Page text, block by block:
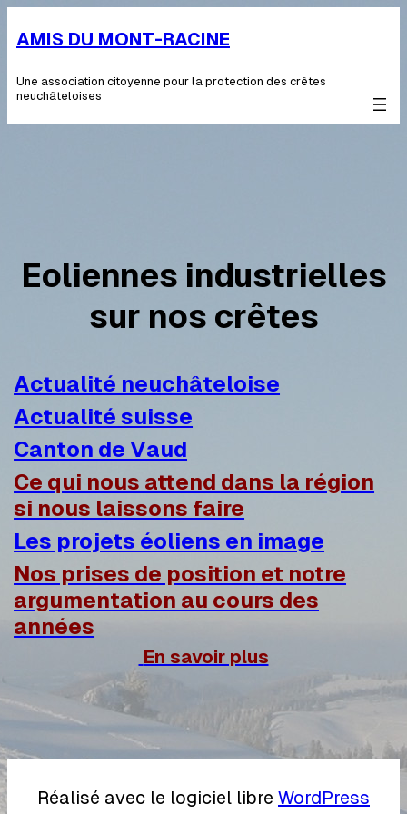
au
contenu
AMIS DU MONT-RACINE
Une association citoyenne pour la protection des crêtes
neuchâteloises
Eoliennes industrielles
sur nos crêtes
Actualité neuchâteloise
Actualité suisse
Canton de Vaud
Ce qui nous attend dans la région
si nous laissons faire
Les projets éoliens en image
Nos prises de position et notre
argumentation au cours des
années
En savoir plus
Réalisé avec le logiciel libre WordPress